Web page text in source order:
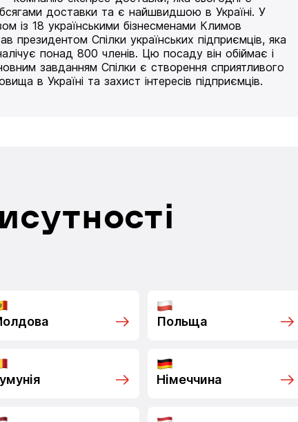
доставки та є найшвидшою в Україні. У
із 18 українськими бізнесменами Климов
президентом Спілки українських підприємців, яка
понад 800 членів. Цю посаду він обіймає і
завданням Спілки є створення сприятливого
в Україні та захист інтересів підприємців.
Польща
Німеччина